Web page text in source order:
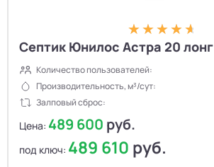
Септик Юнилос Астра 20 лонг
Количество пользователей:
Производительность, м³/сут:
Залповый сброс:
Цена: 489 600 руб.
под ключ: 489 610 руб.